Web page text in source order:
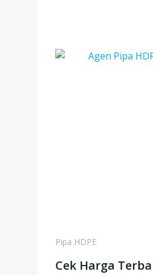
Pipa HDPE
Cek Harga